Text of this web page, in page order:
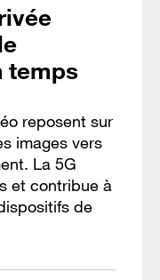
temps
reposent sur
images vers
La 5G
et contribue à
de